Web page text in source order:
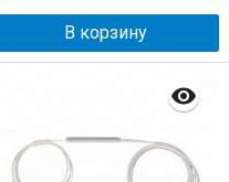
В корзину